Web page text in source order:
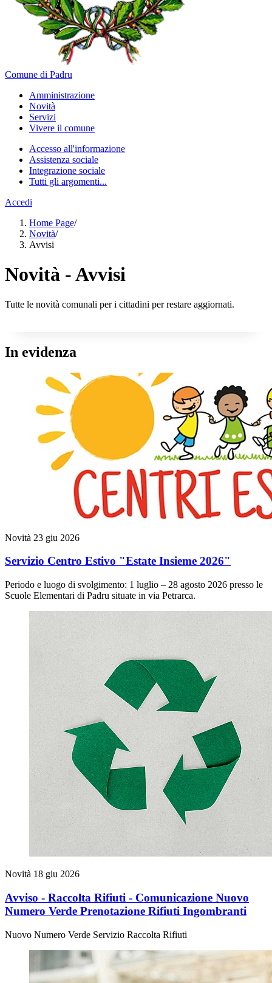
Comune di Padru
Amministrazione
Novità
Servizi
Vivere il comune
Accesso all'informazione
Assistenza sociale
Integrazione sociale
Tutti gli argomenti...
Accedi
Home Page/
Novità/
Avvisi
Novità - Avvisi
Tutte le novità comunali per i cittadini per restare aggiornati.
In evidenza
Novità 23 giu 2026
Servizio Centro Estivo "Estate Insieme 2026"
Periodo e luogo di svolgimento: 1 luglio – 28 agosto 2026 presso le
Scuole Elementari di Padru situate in via Petrarca.
Novità 18 giu 2026
Avviso - Raccolta Rifiuti - Comunicazione Nuovo
Numero Verde Prenotazione Rifiuti Ingombranti
Nuovo Numero Verde Servizio Raccolta Rifiuti